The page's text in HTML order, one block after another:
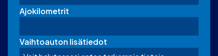
Ajokilometrit
Vaihtoauton lisätiedot